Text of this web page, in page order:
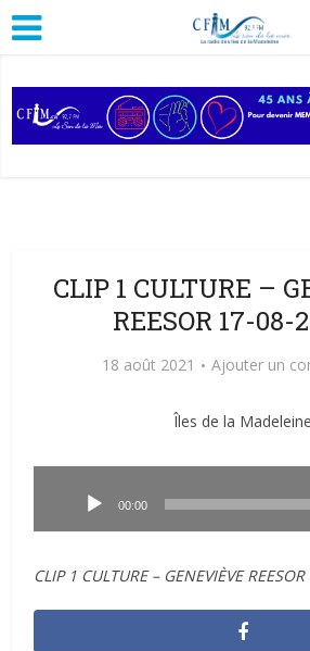
CLIP 1 CULTURE –
REESOR 17-08-
18 août 2021 Ajouter un
Îles de la Madeleine
00:00
CLIP 1 CULTURE – GENEVIÈVE